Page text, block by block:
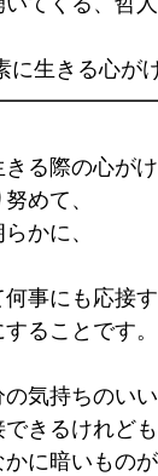
に生きる心が
る際の心がけ
めて、
かに、
事にも応接
ることです。
の気持ちのい
きるけれども
に暗いものが